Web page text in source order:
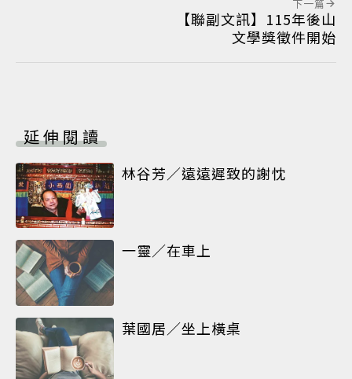
下一篇
【聯副文訊】115年後山
文學獎徵件開始
延伸閱讀
林谷芳／遠遠遲致的謝忱
一靈／在車上
葉國居／坐上橫桌